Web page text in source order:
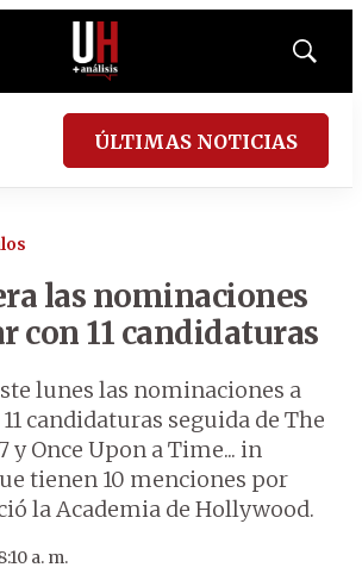
Mostrar
ÚLTIMAS NOTICIAS
las nominaciones
con 11 candidaturas
lunes las nominaciones a
candidaturas seguida de The
y Once Upon a Time... in
tienen 10 menciones por
la Academia de Hollywood.
a. m.